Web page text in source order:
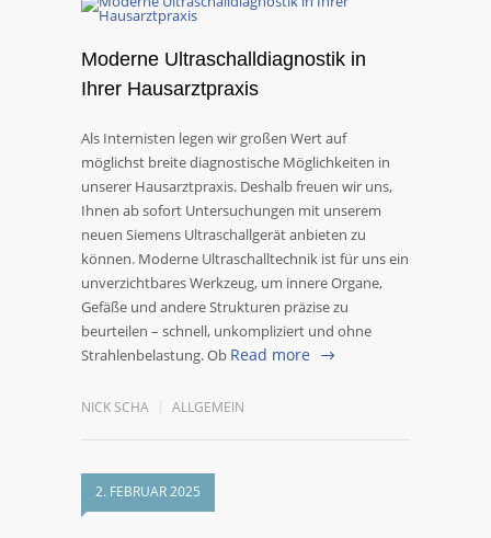
Moderne Ultraschalldiagnostik in
Ihrer Hausarztpraxis
Als Internisten legen wir großen Wert auf
möglichst breite diagnostische Möglichkeiten in
unserer Hausarztpraxis. Deshalb freuen wir uns,
Ihnen ab sofort Untersuchungen mit unserem
neuen Siemens Ultraschallgerät anbieten zu
können. Moderne Ultraschalltechnik ist für uns ein
unverzichtbares Werkzeug, um innere Organe,
Gefäße und andere Strukturen präzise zu
beurteilen – schnell, unkompliziert und ohne
Strahlenbelastung. Ob Read more
NICK SCHA ALLGEMEIN
2. FEBRUAR 2025